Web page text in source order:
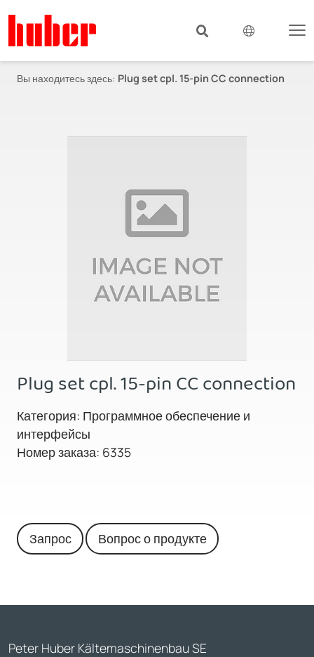
Вы находитесь здесь: Plug set cpl. 15-pin CC connection
Plug set cpl. 15-pin CC connection
Категория: Программное обеспечение и
интерфейсы
Номер заказа: 6335
Запрос Вопрос о продукте
Peter Huber Kältemaschinenbau SE